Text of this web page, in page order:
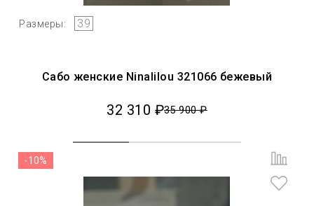
Размеры: 39
Сабо женские Ninalilou 321066 бежевый
32 310 ₽35 900 ₽
-10%